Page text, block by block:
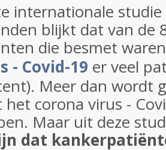
internationale studie
blijkt dat van de
die besmet
- Covid-19 er veel
Meer dan wordt
corona virus -
Maar uit deze
dat